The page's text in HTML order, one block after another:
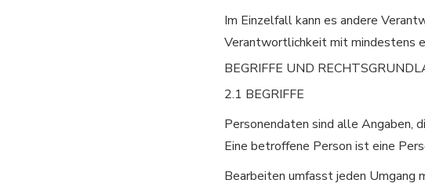
Im Einzelfall kann es andere
Verantwortlichkeit mit mindestens
BEGRIFFE UND
2.1 BEGRIFFE
Personendaten sind alle Angaben,
Eine betroffene Person ist eine
Bearbeiten umfasst jeden Umgang